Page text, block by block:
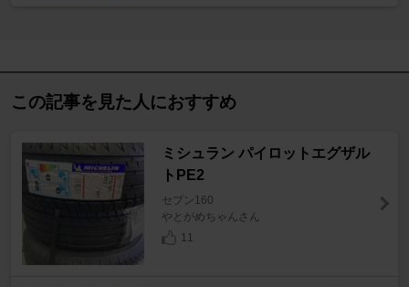
この記事を見た人におすすめ
ミシュラン パイロットエグザル
トPE2
セブン160
やとがめちゃんさん
11